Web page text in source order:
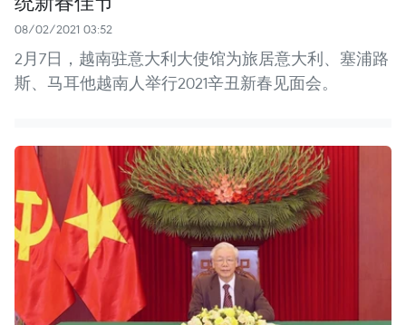
08/02/2021 03:52
2月7日，越南驻意大利大使馆为旅居意大利、塞浦路
斯、马耳他越南人举行2021辛丑新春见面会。